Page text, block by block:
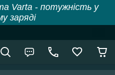
Varta - потужність у
заряді